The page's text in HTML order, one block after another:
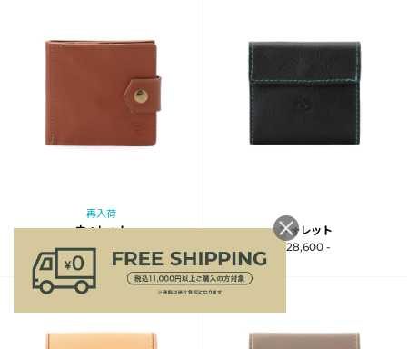
再入荷
ウォレット
¥37,400 -
ウォレット
¥28,600 -